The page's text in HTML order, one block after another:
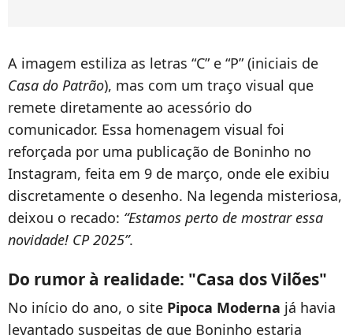
A imagem estiliza as letras “C” e “P” (iniciais de
Casa do Patrão), mas com um traço visual que
remete diretamente ao acessório do
comunicador. Essa homenagem visual foi
reforçada por uma publicação de Boninho no
Instagram, feita em 9 de março, onde ele exibiu
discretamente o desenho. Na legenda misteriosa,
deixou o recado: “Estamos perto de mostrar essa
novidade! CP 2025”.
Do rumor à realidade: "Casa dos Vilões"
No início do ano, o site Pipoca Moderna já havia
levantado suspeitas de que Boninho estaria